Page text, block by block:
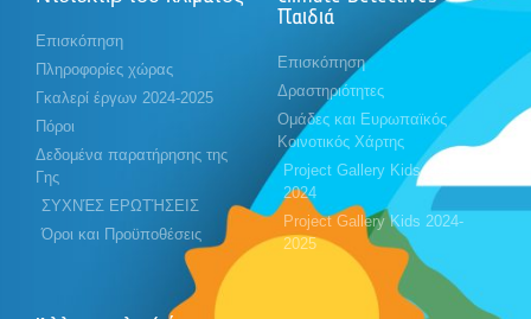
Επισκόπηση
Πληροφορίες χώρας
Γκαλερί έργων 2024-2025
Πόροι
Δεδομένα παρατήρησης της
Γης
ΣΥΧΝΈΣ ΕΡΩΤΉΣΕΙΣ
Όροι και Προϋποθέσεις
Παιδιά
Επισκόπηση
Δραστηριότητες
Ομάδες και Ευρωπαϊκός
Κοινοτικός Χάρτης
Project Gallery Kids 2023-
2024
Project Gallery Kids 2024-
2025